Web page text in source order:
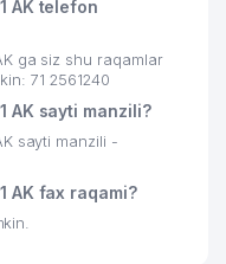
258 м
260 м
266 м
AK telefon
ga siz shu raqamlar
71 2561240
AK sayti manzili?
sayti manzili -
AK fax raqami?